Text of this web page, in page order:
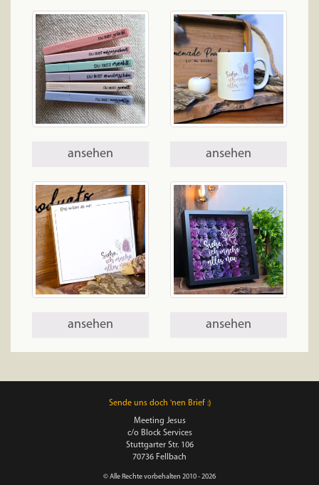
ansehen ansehen
ansehen ansehen
Sende uns doch 'nen Brief :)
Meeting Jesus
c/o Block Services
Stuttgarter Str. 106
70736 Fellbach
© Alle Rechte vorbehalten 2010 - 2026